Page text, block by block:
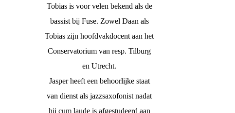
Tobias is voor velen bekend als de
bassist bij Fuse. Zowel Daan als
Tobias zijn hoofdvakdocent aan het
Conservatorium van resp. Tilburg
en Utrecht.
Jasper heeft een behoorlijke staat
van dienst als jazzsaxofonist nadat
hij cum laude is afgestudeerd aan